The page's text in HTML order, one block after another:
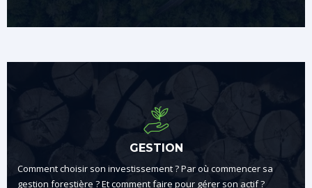
GESTION
Comment choisir son investissement ? Par où commencer sa
gestion forestière ? Et comment faire pour gérer son actif ?